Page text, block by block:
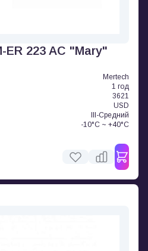
ER 223 AC "Mary"
Mertech
1 год
3621
USD
III-Средний
-10°C ~ +40°C